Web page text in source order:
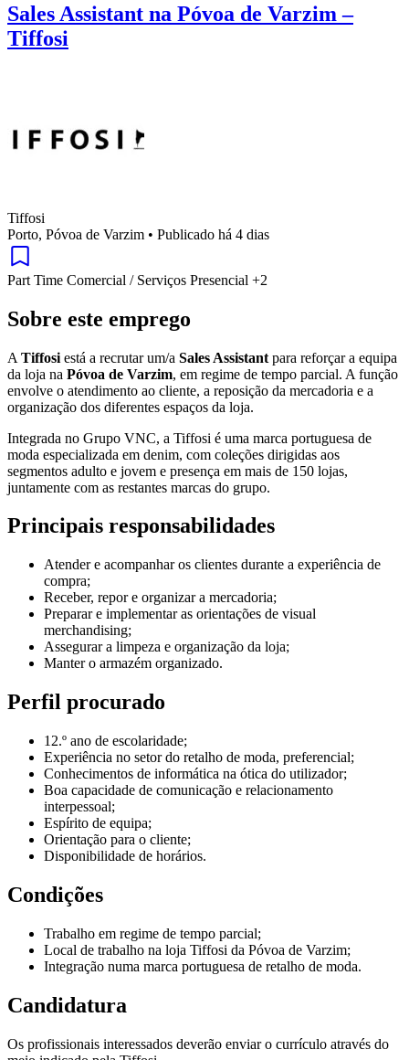
Sales Assistant na Póvoa de Varzim –
Tiffosi
Tiffosi
Porto, Póvoa de Varzim • Publicado há 4 dias
Part Time Comercial / Serviços Presencial +2
Sobre este emprego
A Tiffosi está a recrutar um/a Sales Assistant para reforçar a equipa
da loja na Póvoa de Varzim, em regime de tempo parcial. A função
envolve o atendimento ao cliente, a reposição da mercadoria e a
organização dos diferentes espaços da loja.
Integrada no Grupo VNC, a Tiffosi é uma marca portuguesa de
moda especializada em denim, com coleções dirigidas aos
segmentos adulto e jovem e presença em mais de 150 lojas,
juntamente com as restantes marcas do grupo.
Principais responsabilidades
Atender e acompanhar os clientes durante a experiência de
compra;
Receber, repor e organizar a mercadoria;
Preparar e implementar as orientações de visual
merchandising;
Assegurar a limpeza e organização da loja;
Manter o armazém organizado.
Perfil procurado
12.º ano de escolaridade;
Experiência no setor do retalho de moda, preferencial;
Conhecimentos de informática na ótica do utilizador;
Boa capacidade de comunicação e relacionamento
interpessoal;
Espírito de equipa;
Orientação para o cliente;
Disponibilidade de horários.
Condições
Trabalho em regime de tempo parcial;
Local de trabalho na loja Tiffosi da Póvoa de Varzim;
Integração numa marca portuguesa de retalho de moda.
Candidatura
Os profissionais interessados deverão enviar o currículo através do